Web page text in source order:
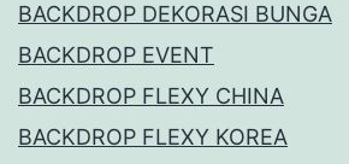
BACKDROP DEKORASI BUNGA
BACKDROP EVENT
BACKDROP FLEXY CHINA
BACKDROP FLEXY KOREA